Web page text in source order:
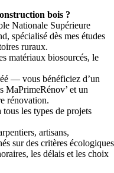
bois ?
Nationale Supérieure
spécialisé dès mes études
ruraux.
matériaux biosourcés, le
— vous bénéficiez d’un
MaPrimeRénov’ et un
rénovation.
les types de projets
artisans,
sur des critères écologiques
les délais et les choix